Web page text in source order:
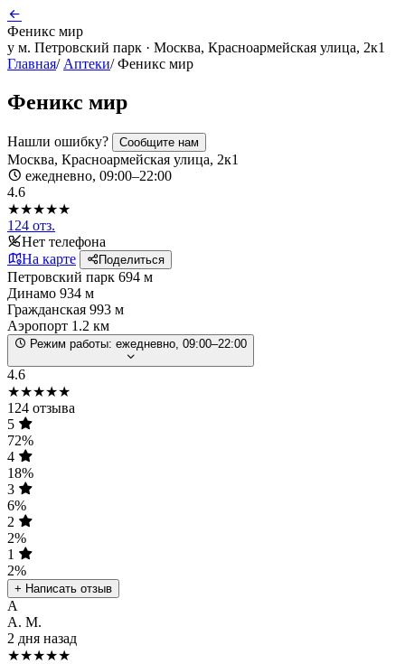
Феникс мир
у м. Петровский парк · Москва, Красноармейская улица, 2к1
Главная/ Аптеки/ Феникс мир
Феникс мир
Нашли ошибку? Сообщите нам
Москва, Красноармейская улица, 2к1
ежедневно, 09:00–22:00
4.6
★★★★★
124 отз.
Нет телефона
На карте
Поделиться
Петровский парк 694 м
Динамо 934 м
Гражданская 993 м
Аэропорт 1.2 км
Режим работы: ежедневно, 09:00–22:00
4.6
★★★★★
124 отзыва
5
72%
4
18%
3
6%
2
2%
1
2%
+ Написать отзыв
А
А. М.
2 дня назад
★★★★★